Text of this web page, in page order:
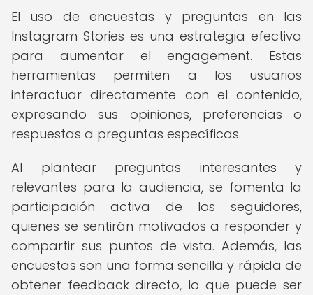
El uso de encuestas y preguntas en las
Instagram Stories es una estrategia efectiva
para aumentar el engagement. Estas
herramientas permiten a los usuarios
interactuar directamente con el contenido,
expresando sus opiniones, preferencias o
respuestas a preguntas específicas.
Al plantear preguntas interesantes y
relevantes para la audiencia, se fomenta la
participación activa de los seguidores,
quienes se sentirán motivados a responder y
compartir sus puntos de vista. Además, las
encuestas son una forma sencilla y rápida de
obtener feedback directo, lo que puede ser